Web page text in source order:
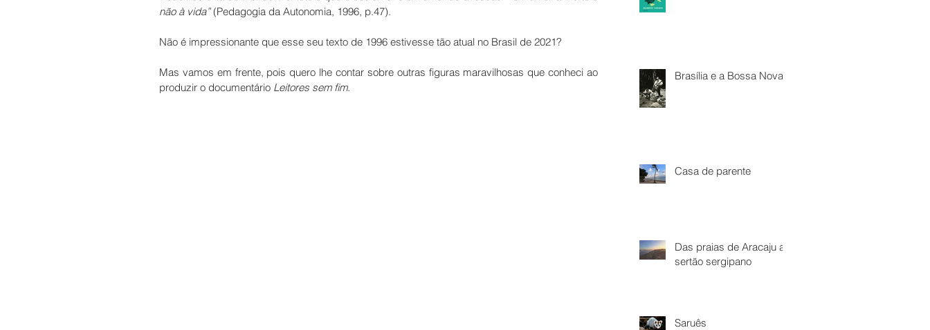
não à vida” (Pedagogia da Autonomia, 1996, p.47).
Não é impressionante que esse seu texto de 1996 estivesse tão atual no Brasil de 2021?
Mas vamos em frente, pois quero lhe contar sobre outras figuras maravilhosas que conheci ao
produzir o documentário Leitores sem fim.
Brasília e a Bossa Nova*
Casa de parente
Das praias de Aracaju ao
sertão sergipano
Saruês